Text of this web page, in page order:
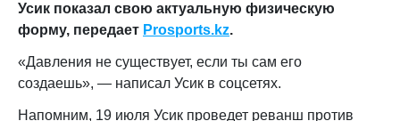
Усик показал свою актуальную физическую
форму, передает Prosports.kz.
«Давления не существует, если ты сам его
создаешь», — написал Усик в соцсетях.
Напомним, 19 июля Усик проведет реванш против